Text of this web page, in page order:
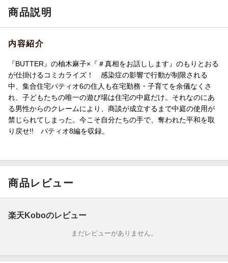
商品説明
内容紹介
『BUTTER』の柚木麻子×『＃真相をお話しします』のもりとおる
が仕掛けるコミカライズ！ 感染症の影響で行動が制限される
中、集合住宅パティオ6の住人も在宅勤務・子育てを余儀なくさ
れ、子どもたちの唯一の遊び場は住宅の中庭だけ。それなのにあ
る男性からのクレームにより、商談が成立するまで中庭の使用が
禁じられてしまった。今こそ自分たちの手で、奪われた平和を取
り戻せ!! パティオ8編を収録。
商品レビュー
楽天Koboのレビュー
まだレビューがありません。